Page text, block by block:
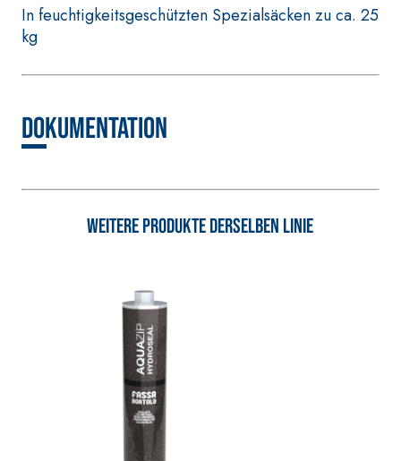
In feuchtigkeitsgeschützten Spezialsäcken zu ca. 25
kg
Dokumentation
Weitere Produkte derselben Linie